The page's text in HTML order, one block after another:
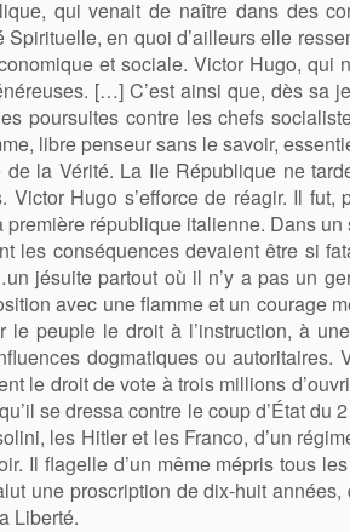
qui venait de naître dans des
en quoi d’ailleurs elle
et sociale. Victor Hugo, qui
[…] C’est ainsi que, dès sa
poursuites contre les chefs
libre penseur sans le savoir,
la Vérité. La IIe République ne
Hugo s’efforce de réagir. Il fut,
république italienne. Dans
conséquences devaient être si
jésuite partout où il n’y a pas un
avec une flamme et un courage
peuple le droit à l’instruction, à
dogmatiques ou
le droit de vote à trois millions
se dressa contre le coup d’État du
les Hitler et les Franco, d’un
Il flagelle d’un même mépris tous
une proscription de dix-huit
Liberté.